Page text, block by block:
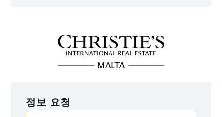
정보 요청